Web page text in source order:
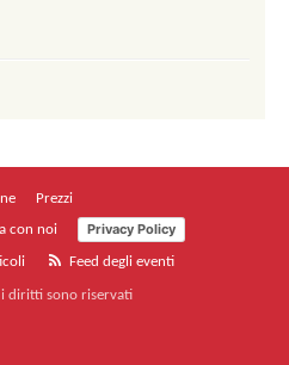
Prezzi
con noi
Privacy Policy
Feed degli eventi
i diritti sono riservati